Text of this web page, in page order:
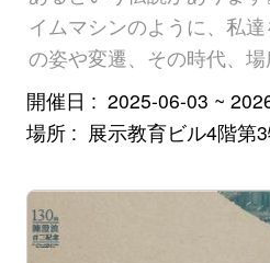
リ
ア
フ
リ
情
報
イムマシンのように、私
の姿や変遷、その時代、場
開催日
2025-06-03 ~
場所
展示教育ビル4階第